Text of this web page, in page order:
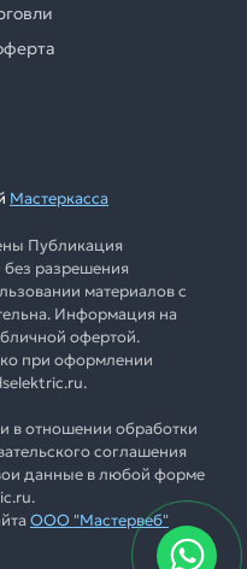
Мастеркасса
Публикация
разрешения
материалов с
Информация на
офертой.
при оформлении
в отношении обработки
соглашения
данные в любой форме
ООО "Мастервеб"